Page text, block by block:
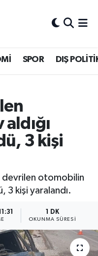
SPOR DIŞ
3 kişi
devrilen otomobilin
3 kişi yaralandı.
1 DK
OKUNMA SÜRESI
Fikstür